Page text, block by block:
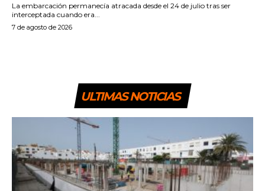
La embarcación permanecía atracada desde el 24 de julio tras ser
interceptada cuando era...
7 de agosto de 2026
ULTIMAS NOTICIAS